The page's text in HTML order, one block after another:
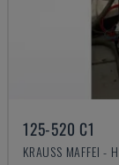
125-520 C1
KRAUSS MAFFEI -